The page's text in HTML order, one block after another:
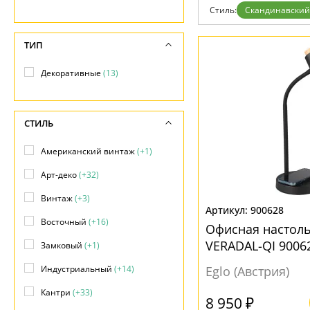
Гарантия
Возврат
Отзывы
Установка
Дизайнерам
Контакты
Стиль: Скандинавский
900628
Офисная
VERADAL-QI
скандинавском
Eglo (Австрия)
8 950 ₽
ТИП
Декоративные(13)
СТИЛЬ
Американский винтаж(+1)
Арт-деко(+32)
Винтаж(+3)
Восточный (+16)
Замковый (+1)
Индустриальный (+14)
Кантри (+33)